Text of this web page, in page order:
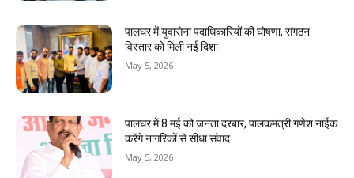
पालघर में युवासेना पदाधिकारियों की घोषणा, संगठन
विस्तार को मिली नई दिशा
May 5, 2026
पालघर में 8 मई को जनता दरबार, पालकमंत्री गणेश नाईक
करेंगे नागरिकों से सीधा संवाद
May 5, 2026